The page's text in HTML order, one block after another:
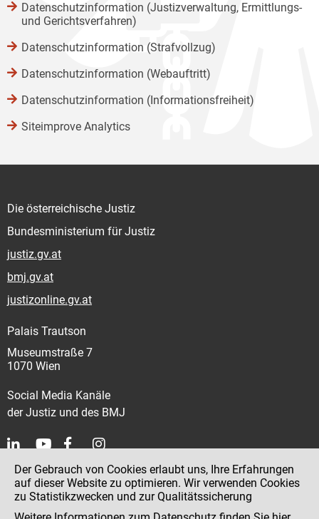
Datenschutzinformation (Justizverwaltung, Ermittlungs-
und Gerichtsverfahren)
Datenschutzinformation (Strafvollzug)
Datenschutzinformation (Webauftritt)
Datenschutzinformation (Informationsfreiheit)
Siteimprove Analytics
Die österreichische Justiz
Bundesministerium für Justiz
justiz.gv.at
bmj.gv.at
justizonline.gv.at
Palais Trautson
Museumstraße 7
1070 Wien
Social Media Kanäle
der Justiz und des BMJ
Kontakt
Impressum
Der Gebrauch von Cookies erlaubt uns, Ihre Erfahrungen
auf dieser Website zu optimieren. Wir verwenden Cookies
zu Statistikzwecken und zur Qualitätssicherung